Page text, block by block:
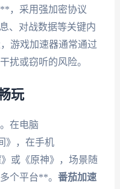
，采用强加密协议
、对战数据等关键内
游戏加速器通常通过
扰或窃听的风险。
玩
在电脑
》，在手机
》或《原神》，场景随
个平台**。 番茄加速